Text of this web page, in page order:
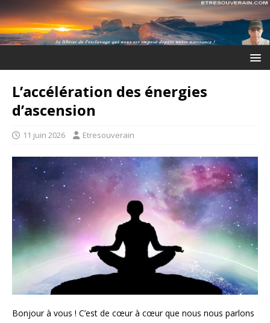
L’accélération des énergies
d’ascension
11 juin 2026 Etresouverain
Bonjour à vous ! C’est de cœur à cœur que nous nous parlons